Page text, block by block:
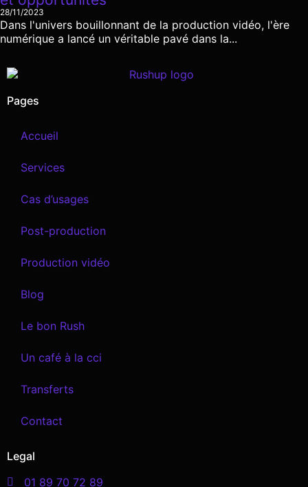
28/11/2023
Dans l'univers bouillonnant de la production vidéo, l'ère
numérique a lancé un véritable pavé dans la...
Pages
Accueil
Services
Cas d’usages
Post-production
Production vidéo
Blog
Le bon Rush
Un café à la cci
Transferts
Contact
Legal
01 89 70 72 89